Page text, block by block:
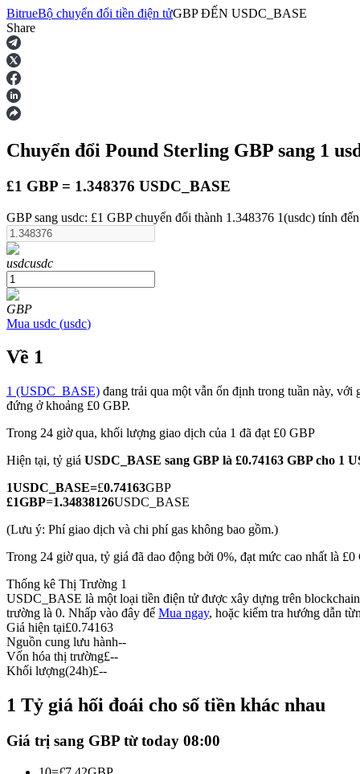
Hợp đồng tương lai
USDT Futures
Futures sử dụng USDT làm tài sản thế chấp
COIN-M Futures
Futures sử dụng token làm tài sản thế chấp
USDC Futures vĩnh cửu
Futures sử dụng USDC làm tài sản thế chấp
BitrueBộ chuyển đổi tiền điện tửGBP ĐẾN USDC_BASE
Share
Chuyển đổi Pound Sterling GBP sang 1
£1 GBP = 1.348376 USDC_BASE
GBP sang usdc: £1 GBP chuyển đổi thành 1.348376 1(usdc) tính
usdcusdc
GBP
Mua usdc (usdc)
Về 1
1 (USDC_BASE) đang trải qua một vẫn ổn định trong tuần này, với
đứng ở khoảng £0 GBP.
Trong 24 giờ qua, khối lượng giao dịch của 1 đã đạt £0 GBP
Hiện tại, tỷ giá USDC_BASE sang GBP là £0.74163 GBP cho 1
1USDC_BASE=£0.74163GBP
£1GBP=1.34838126USDC_BASE
(Lưu ý: Phí giao dịch và chi phí gas không bao gồm.)
Trong 24 giờ qua, tỷ giá đã dao động bởi 0%, đạt mức cao nhất là
Thống kê Thị Trường 1
USDC_BASE là một loại tiền điện tử được xây dựng trên
trường là 0. Nhấp vào đây để Mua ngay, hoặc kiểm tra hướng dẫn
Giá hiện tại£0.74163
Nguồn cung lưu hành--
Vốn hóa thị trường£--
Khối lượng(24h)£--
1 Tỷ giá hối đoái cho số tiền khác nhau
Giá trị sang GBP từ today 08:00